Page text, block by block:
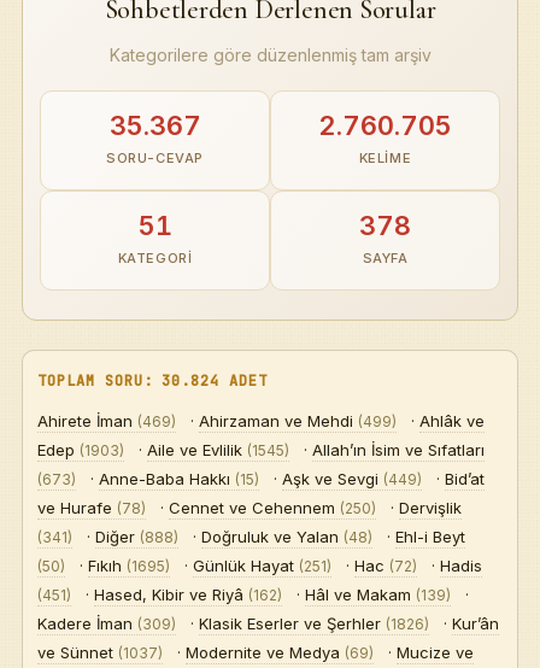
Hem
Sohbetlerden Derlenen Sorular
Kategorilere göre düzenlenmiş tam arşiv
35.367
SORU-CEVAP
2.760.705
KELIME
51
KATEGORI
378
SAYFA
TOPLAM SORU: 30.824 ADET
Ahirete İman (469) · Ahirzaman ve Mehdi (499) · Ahlâk ve
Edep (1903) · Aile ve Evlilik (1545) · Allah’ın İsim ve Sıfatları
(673) · Anne-Baba Hakkı (15) · Aşk ve Sevgi (449) · Bid’at
ve Hurafe (78) · Cennet ve Cehennem (250) · Dervişlik
(341) · Diğer (888) · Doğruluk ve Yalan (48) · Ehl-i Beyt
(50) · Fıkıh (1695) · Günlük Hayat (251) · Hac (72) · Hadis
(451) · Hased, Kibir ve Riyâ (162) · Hâl ve Makam (139)
·
Kadere İman (309) · Klasik Eserler ve Şerhler (1826) · Kur’ân
ve Sünnet (1037) · Modernite ve Medya (69) · Mucize ve